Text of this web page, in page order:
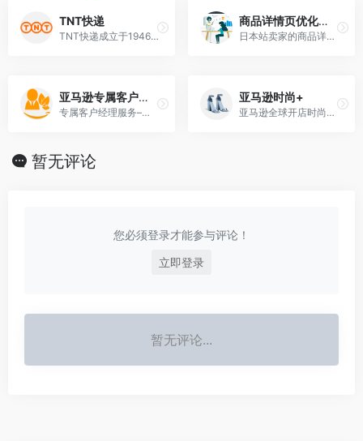
TNT快递
TNT快递成立于1946年，其国际网络覆盖世界200多个国家，提供一系列独一无二的全球整合性物流解决方案。
商品详情页优化服务（亚马逊LBA）
日本站卖家的商品详情页优化服务，旨在帮助卖家打造本地化的Listing。您可以从亚马逊官方优化经理那里获得一对一的优化及咨询服务、页面诊断、精准关键词推荐与分析，以及强有力的...
亚马逊专属客户经理 成长计划
专属客户经理服务–成长计划，1对1官方客户经理服务，助力突破业务增长瓶颈。收费标准：美国站 基础费用1,600美元/月 + 销售佣金0.3%
亚马逊时尚+
亚马逊全球开店时尚+，一站式助力中国时尚品牌布局国际业务， 让全球消费者爱上中国设计和产品
暂无评论
您必须登录才能参与评论！
立即登录
暂无评论...